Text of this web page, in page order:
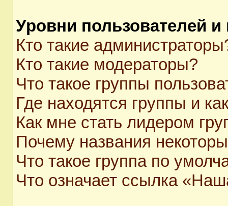
Уровни пользователей и
Кто такие
Кто такие модераторы?
Что такое группы
Где находятся группы и
Как мне стать лидером
Почему названия
Что такое группа по
Что означает ссылка